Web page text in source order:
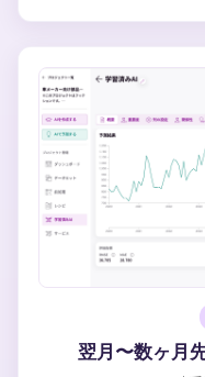
翌月〜数ヶ月